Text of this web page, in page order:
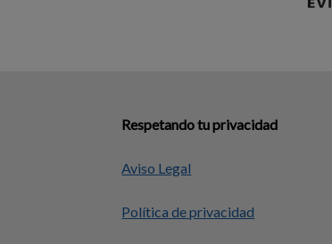
Respetando tu privacidad
Aviso Legal
Política de privacidad